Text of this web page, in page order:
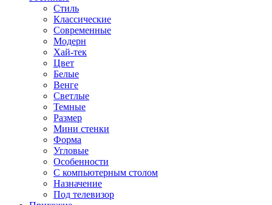
Стиль
Классические
Современные
Модерн
Хай-тек
Цвет
Белые
Венге
Светлые
Темные
Размер
Мини стенки
Форма
Угловые
Особенности
С компьютерным столом
Назначение
Под телевизор